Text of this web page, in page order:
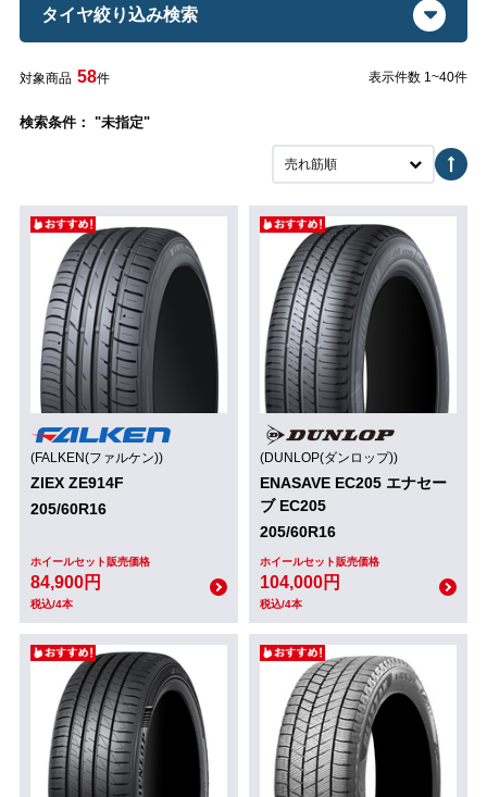
タイヤ絞り込み検索
対象商品 58件 表示件数 1~40件
検索条件： "未指定"
売れ筋順
(FALKEN(ファルケン))
ZIEX ZE914F
205/60R16
ホイールセット販売価格
84,900円
税込/4本
(DUNLOP(ダンロップ))
ENASAVE EC205 エナセー
ブ EC205
205/60R16
ホイールセット販売価格
104,000円
税込/4本